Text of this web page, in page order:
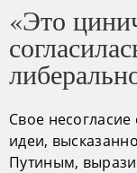
«Это
Свое
идеи,
Путиным,